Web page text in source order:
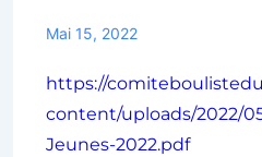
Mai 15, 2022
https://
content/uploads/2022/
Jeunes-2022.pdf